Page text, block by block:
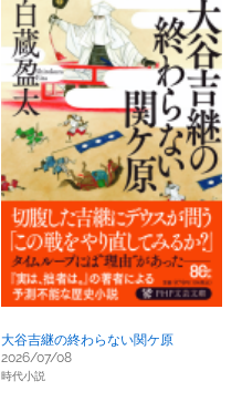
大谷吉継の終わらない関ケ原
2026/07/08
時代小説